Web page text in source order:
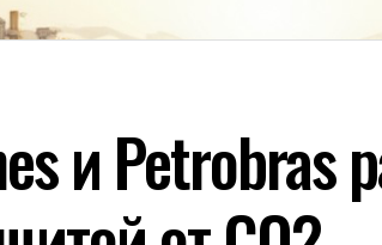
и Petrobras